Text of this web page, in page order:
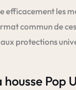
efficacement les
commun de
protections
Pop